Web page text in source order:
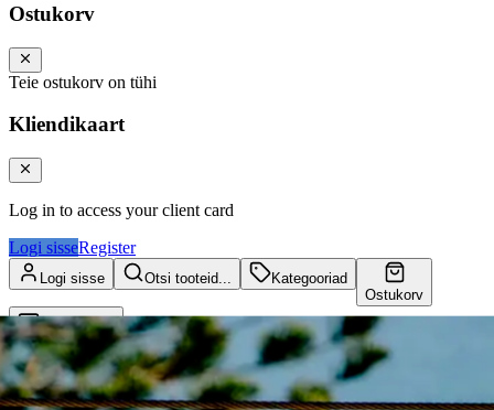
Ostukorv
Teie ostukorv on tühi
Kliendikaart
Log in to access your client card
Logi sisseRegister
Logi sisse Otsi tooteid...
Kategooriad
Ostukorv
Kliendikaart